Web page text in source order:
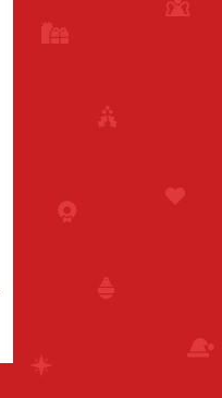
Christi Geburt
Auswahl Steuerzone /